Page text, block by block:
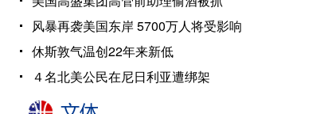
风暴再袭美国东岸 5700万人将受影响
休斯敦气温创22年来新低
４名北美公民在尼日利亚遭绑架